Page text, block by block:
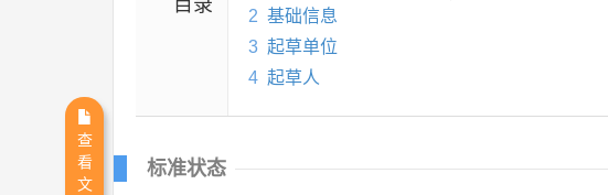
2 基础信息
3 起草单位
4 起草人
标准状态
查
看
文